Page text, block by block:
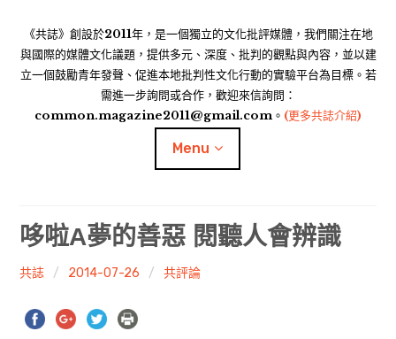
《共誌》創設於2011年，是一個獨立的文化批評媒體，我們關注在地
與國際的媒體文化議題，提供多元、深度、批判的觀點與內容，並以建
立一個鼓勵青年發聲、促進本地批判性文化行動的實驗平台為目標。若
需進一步詢問或合作，歡迎來信詢問：
common.magazine2011@gmail.com。 (更多共誌介紹)
Menu
共專題
共評論
共想/共享
哆啦A夢的善惡 閱聽人會辨識
共誌 2014-07-26 共評論